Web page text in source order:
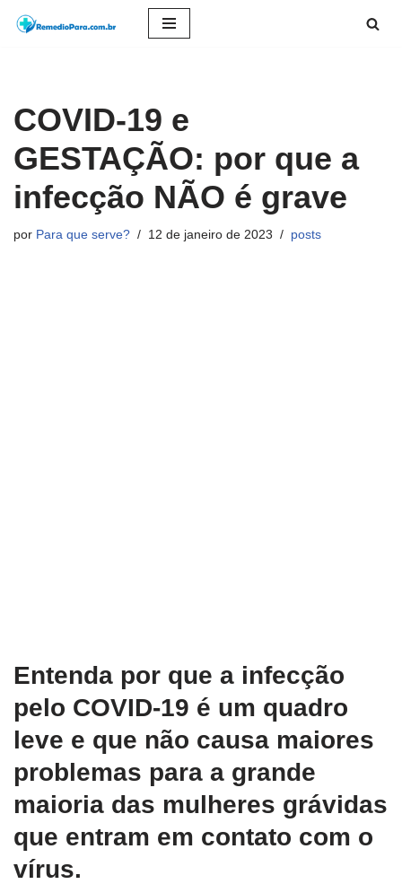
conteúdo
COVID-19 e
GESTAÇÃO: por que a
infecção NÃO é grave
por Para que serve? 12 de janeiro de 2023 posts
Entenda por que a infecção
pelo COVID-19 é um quadro
leve e que não causa maiores
problemas para a grande
maioria das mulheres grávidas
que entram em contato com o
vírus.